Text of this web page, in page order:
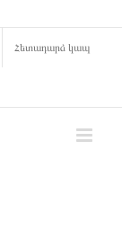
Հետադարձ կապ